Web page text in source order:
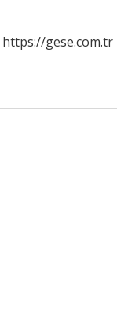
https://gese.com.tr